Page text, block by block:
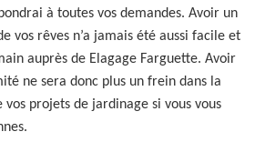
à toutes vos demandes. Avoir un
vos rêves n’a jamais été aussi facile et
auprès de Elagage Farguette. Avoir
ne sera donc plus un frein dans la
vos projets de jardinage si vous vous